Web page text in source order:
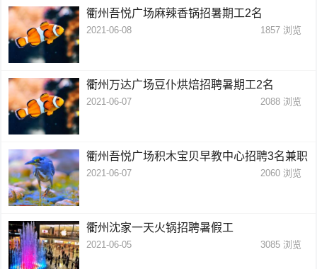
衢州吾悦广场麻辣香锅招暑期工2名
2021-06-08 1857浏览
衢州万达广场豆仆烘焙招聘暑期工2名
2021-06-07 2088浏览
衢州吾悦广场积木宝贝早教中心招聘3名兼职
2021-06-07 2060浏览
衢州沈家一天火锅招聘暑假工
2021-06-05 3085浏览